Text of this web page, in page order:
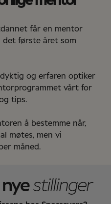
får en mentor
første året som
og erfaren optiker
vårt for
tips.
å bestemme når,
møtes, men vi
måned.
stillinger